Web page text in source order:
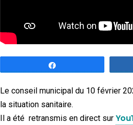
Le conseil municipal du 10 février
la situation sanitaire.
Il a été retransmis en direct sur